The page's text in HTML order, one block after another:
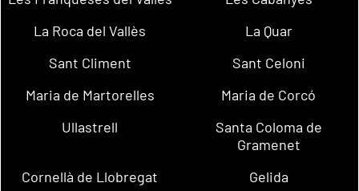
La Roca del Vallès
La Quar
Sant Climent
Sant Celoni
Maria de Martorelles
Maria de Corcó
Ullastrell
Santa Coloma de
Gramenet
Cornellà de Llobregat
Gelida